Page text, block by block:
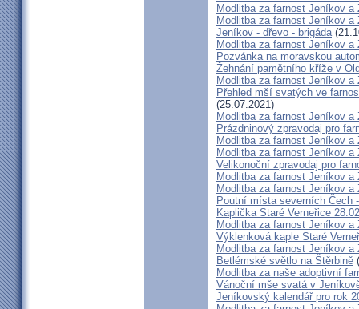
Modlitba za farnost Jeníkov a
Modlitba za farnost Jeníkov a
Jeníkov - dřevo - brigáda
Modlitba za farnost Jeníkov a
Pozvánka na moravskou
Žehnání pamětního kříže v
Modlitba za farnost Jeníkov a
Přehled mší svatých ve
(25.07.2021)
Modlitba za farnost Jeníkov a
Prázdninový zpravodaj pro
Modlitba za farnost Jeníkov
Modlitba za farnost Jeníkov a
Velikonoční zpravodaj pro
Modlitba za farnost Jeníkov a
Modlitba za farnost Jeníkov a
Poutní místa severních Čech
Kaplička Staré Verneřice
Modlitba za farnost Jeníkov a
Výklenková kaple Staré
Modlitba za farnost Jeníkov a
Betlémské světlo na Štěrbině
Modlitba za naše adoptivní
Vánoční mše svatá v
Jeníkovský kalendář pro rok